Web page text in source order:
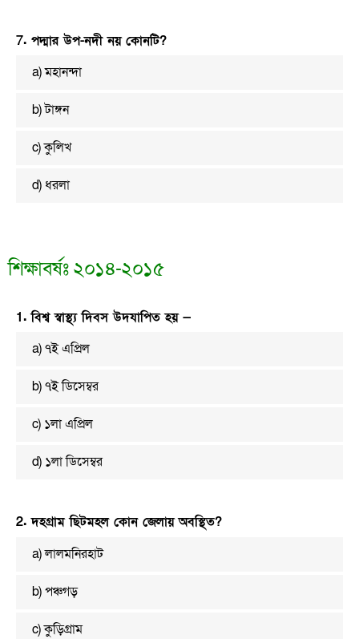
7. পদ্মার উপ-নদী নয় কোনটি?
a) মহানন্দা
b) টাঙ্গন
c) কুলিখ
d) ধরলা
শিক্ষাবর্ষঃ ২০১৪-২০১৫
1. বিশ্ব স্বাস্থ্য দিবস উদযাপিত হয় —
a) ৭ই এপ্রিল
b) ৭ই ডিসেম্বর
c) ১লা এপ্রিল
d) ১লা ডিসেম্বর
2. দহগ্রাম ছিটমহল কোন জেলায় অবস্থিত?
a) লালমনিরহাট
b) পঞ্চগড়
c) কুড়িগ্রাম